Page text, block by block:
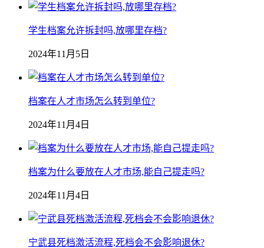
学生档案允许拆封吗,放哪里存档?
2024年11月5日
档案在人才市场怎么转到单位?
2024年11月4日
档案为什么要放在人才市场,能自己提走吗?
2024年11月4日
宁武县死档激活流程,死档会不会影响退休?